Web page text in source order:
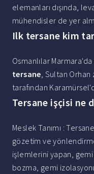
elemanları dışında,
mühendisler de yer
Ilk tersane kim
Osmanlılar
tersane, Sultan Orhan
tarafından
Tersane işçisi ne
Meslek Tanımı :
gözetim ve
işlemlerini yapan,
bozma, gemi